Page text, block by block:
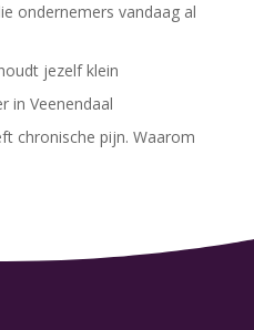
ondernemers vandaag al
jezelf klein
in Veenendaal
chronische pijn. Waarom